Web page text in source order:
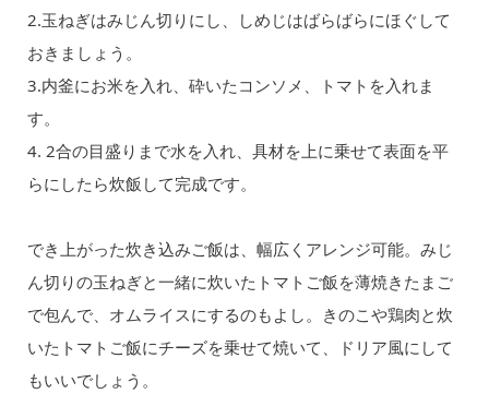
2.玉ねぎはみじん切りにし、しめじはばらばらにほぐして
おきましょう。
3.内釜にお米を入れ、砕いたコンソメ、トマトを入れま
す。
4. 2合の目盛りまで水を入れ、具材を上に乗せて表面を平
らにしたら炊飯して完成です。
でき上がった炊き込みご飯は、幅広くアレンジ可能。みじ
ん切りの玉ねぎと一緒に炊いたトマトご飯を薄焼きたまご
で包んで、オムライスにするのもよし。きのこや鶏肉と炊
いたトマトご飯にチーズを乗せて焼いて、ドリア風にして
もいいでしょう。